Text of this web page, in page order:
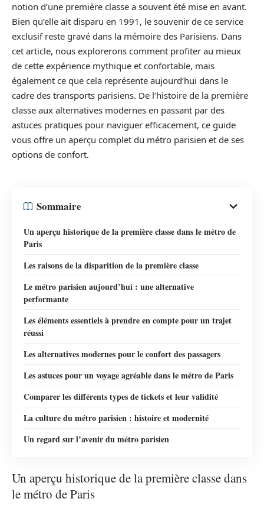
notion d’une première classe a souvent été mise en avant.
Bien qu’elle ait disparu en 1991, le souvenir de ce service
exclusif reste gravé dans la mémoire des Parisiens. Dans
cet article, nous explorerons comment profiter au mieux
de cette expérience mythique et confortable, mais
également ce que cela représente aujourd’hui dans le
cadre des transports parisiens. De l’histoire de la première
classe aux alternatives modernes en passant par des
astuces pratiques pour naviguer efficacement, ce guide
vous offre un aperçu complet du métro parisien et de ses
options de confort.
Sommaire
Un aperçu historique de la première classe dans le métro de
Paris
Les raisons de la disparition de la première classe
Le métro parisien aujourd’hui : une alternative
performante
Les éléments essentiels à prendre en compte pour un trajet
réussi
Les alternatives modernes pour le confort des passagers
Les astuces pour un voyage agréable dans le métro de Paris
Comparer les différents types de tickets et leur validité
La culture du métro parisien : histoire et modernité
Un regard sur l’avenir du métro parisien
Un aperçu historique de la première classe dans
le métro de Paris